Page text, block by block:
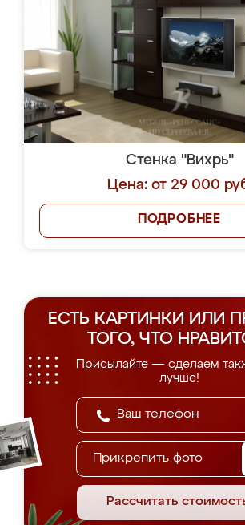
Стенка "Вихрь"
Цена: от 29 000
ПОДРОБНЕЕ
ЕСТЬ КАРТИНКИ ИЛИ
ТОГО, ЧТО
Присылайте — сделаем
лучше!
Прикрепить фото
Рассчитать